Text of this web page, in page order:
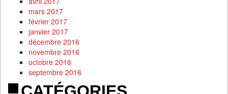
mars 2017
février 2017
janvier 2017
décembre 2016
novembre 2016
octobre 2016
septembre 2016